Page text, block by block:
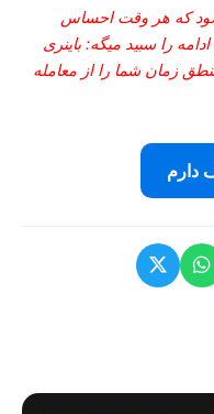
که هر وقت احساس
را سبید میگه: باینری
زمان شما را از معامله
دارم